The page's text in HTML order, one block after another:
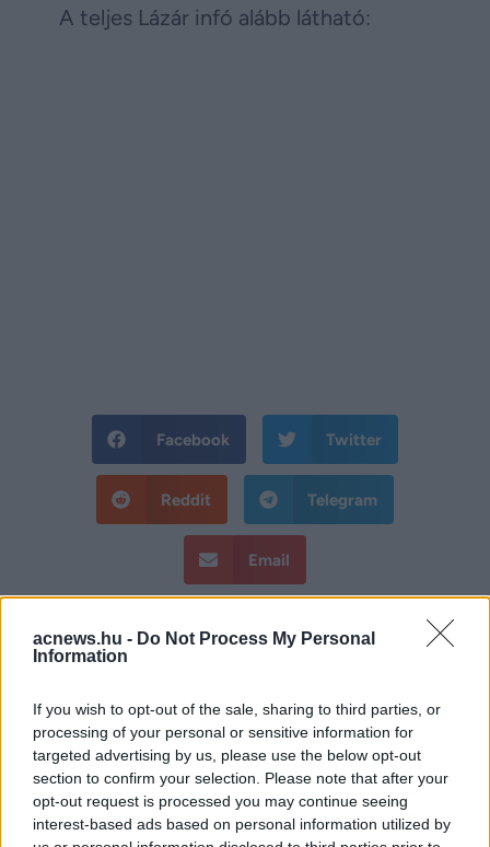
acnews.hu - Do Not Process My Personal
Information
If you wish to opt-out of the sale, sharing to third parties, or
processing of your personal or sensitive information for
targeted advertising by us, please use the below opt-out
section to confirm your selection. Please note that after your
opt-out request is processed you may continue seeing
interest-based ads based on personal information utilized by
A teljes Lázár infó alább látható:
Facebook Twitter
Reddit Telegram
Email
Hirdetés